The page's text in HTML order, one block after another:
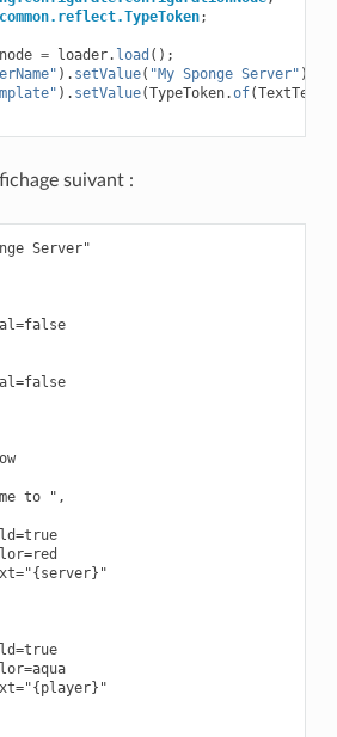
;
node = loader. load ();
). setValue( "My Sponge Server" );
). setValue(TypeToken.of(
suivant :
Server"
to ",